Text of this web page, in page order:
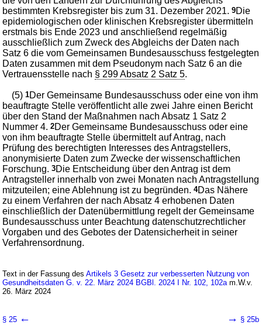
bestimmten Krebsregister bis zum 31. Dezember 2021.9Die
epidemiologischen oder klinischen Krebsregister übermitteln
erstmals bis Ende 2023 und anschließend regelmäßig
ausschließlich zum Zweck des Abgleichs der Daten nach
Satz 6 die vom Gemeinsamen Bundesausschuss festgelegten
Daten zusammen mit dem Pseudonym nach Satz 6 an die
Vertrauensstelle nach § 299 Absatz 2 Satz 5.
(5)1Der Gemeinsame Bundesausschuss oder eine von ihm
beauftragte Stelle veröffentlicht alle zwei Jahre einen Bericht
über den Stand der Maßnahmen nach Absatz 1 Satz 2
Nummer 4.2Der Gemeinsame Bundesausschuss oder eine
von ihm beauftragte Stelle übermittelt auf Antrag, nach
Prüfung des berechtigten Interesses des Antragstellers,
anonymisierte Daten zum Zwecke der wissenschaftlichen
Forschung.3Die Entscheidung über den Antrag ist dem
Antragsteller innerhalb von zwei Monaten nach Antragstellung
mitzuteilen; eine Ablehnung ist zu begründen.4Das Nähere
zu einem Verfahren der nach Absatz 4 erhobenen Daten
einschließlich der Datenübermittlung regelt der Gemeinsame
Bundesausschuss unter Beachtung datenschutzrechtlicher
Vorgaben und des Gebotes der Datensicherheit in seiner
Verfahrensordnung.
Text in der Fassung desArtikels 3 Gesetz zur verbesserten Nutzung von
Gesundheitsdaten G. v. 22. März 2024 BGBl. 2024 I Nr. 102, 102a m.W.v.
26. März 2024
§ 25 ← → § 25b